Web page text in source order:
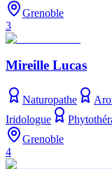
Grenoble
3
Mireille Lucas
Naturopathe
Iridologue
Grenoble
4